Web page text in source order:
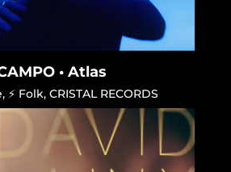
• Atlas
, ⚡ Folk, CRISTAL RECORDS